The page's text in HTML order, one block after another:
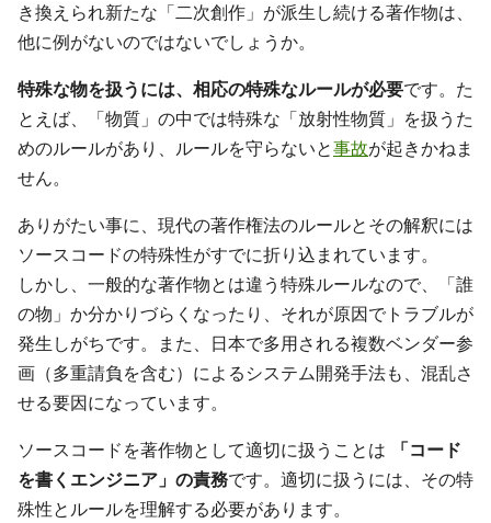
き換えられ新たな「二次創作」が派生し続ける著作物は、
他に例がないのではないでしょうか。
特殊な物を扱うには、相応の特殊なルールが必要です。た
とえば、「物質」の中では特殊な「放射性物質」を扱うた
めのルールがあり、ルールを守らないと事故が起きかねま
せん。
ありがたい事に、現代の著作権法のルールとその解釈には
ソースコードの特殊性がすでに折り込まれています。
しかし、一般的な著作物とは違う特殊ルールなので、「誰
の物」か分かりづらくなったり、それが原因でトラブルが
発生しがちです。また、日本で多用される複数ベンダー参
画（多重請負を含む）によるシステム開発手法も、混乱さ
せる要因になっています。
ソースコードを著作物として適切に扱うことは
「コード
を書くエンジニア」の責務です。適切に扱うには、その特
殊性とルールを理解する必要があります。